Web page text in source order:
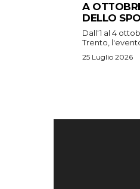
A
DELLO
Dall'1 al 4
Trento,
25 Luglio 2026